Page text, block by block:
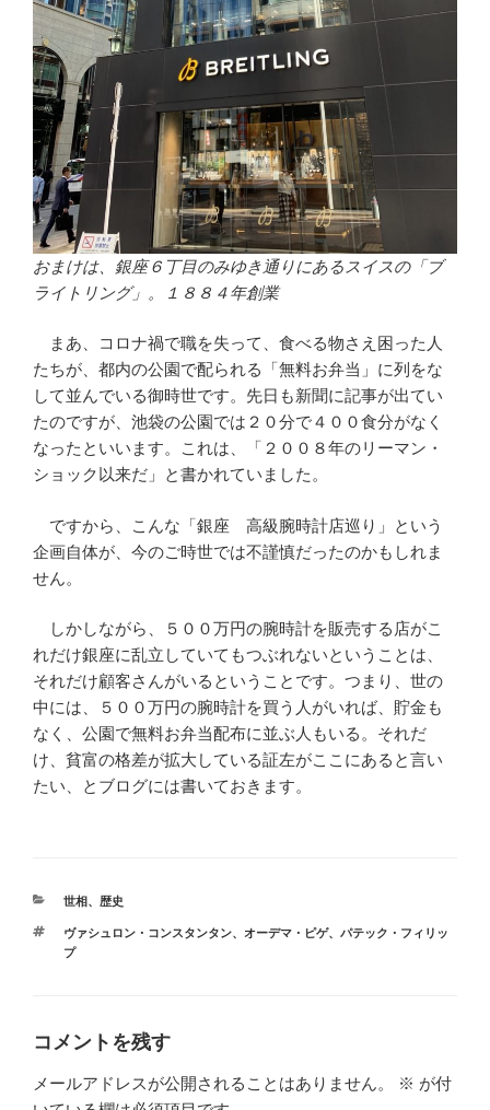
おまけは、銀座６丁目のみゆき通りにあるスイスの「ブ
ライトリング」。１８８４年創業
まあ、コロナ禍で職を失って、食べる物さえ困った人
たちが、都内の公園で配られる「無料お弁当」に列をな
して並んでいる御時世です。先日も新聞に記事が出てい
たのですが、池袋の公園では２０分で４００食分がなく
なったといいます。これは、「２００８年のリーマン・
ショック以来だ」と書かれていました。
ですから、こんな「銀座 高級腕時計店巡り」という
企画自体が、今のご時世では不謹慎だったのかもしれま
せん。
しかしながら、５００万円の腕時計を販売する店がこ
れだけ銀座に乱立していてもつぶれないということは、
それだけ顧客さんがいるということです。つまり、世の
中には、５００万円の腕時計を買う人がいれば、貯金も
なく、公園で無料お弁当配布に並ぶ人もいる。それだ
け、貧富の格差が拡大している証左がここにあると言い
たい、とブログには書いておきます。
カ
ゴ
リ
世相、 歴史
タ
グ
ヴァシュロン・コンスタンタン、 オーデマ・ピゲ、 パテック・フィリッ
プ
コメントを残す
メールアドレスが公開されることはありません。 ※ が付